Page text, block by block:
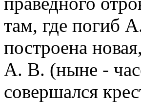
там, где погиб
построена
А. В. (ныне -
совершался